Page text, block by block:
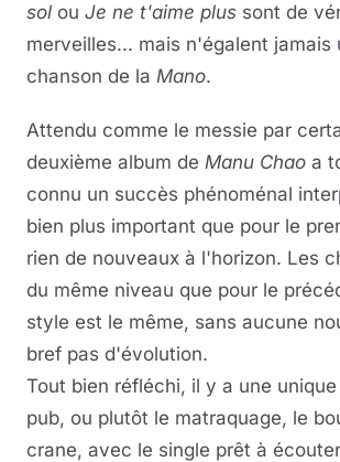
sol ou Je ne t'aime plus sont de
merveilles... mais n'égalent jamais
chanson de la Mano.
Attendu comme le messie par
deuxième album de Manu Chao a
connu un succès phénoménal
bien plus important que pour le
rien de nouveaux à l'horizon. Les
du même niveau que pour le
style est le même, sans aucune
bref pas d'évolution.
Tout bien réfléchi, il y a une
pub, ou plutôt le matraquage, le
crane, avec le single prêt à